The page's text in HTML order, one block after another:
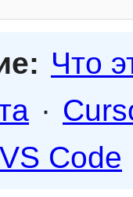
Что
·
VS Code